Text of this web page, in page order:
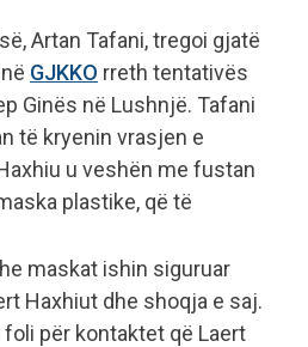
Artan Tafani, tregoi gjatë
GJKKO rreth tentativës
Ginës në Lushnjë. Tafani
të kryenin vrasjen e
u veshën me fustan
plastike, që të
maskat ishin siguruar
Haxhiut dhe shoqja e saj.
për kontaktet që Laert